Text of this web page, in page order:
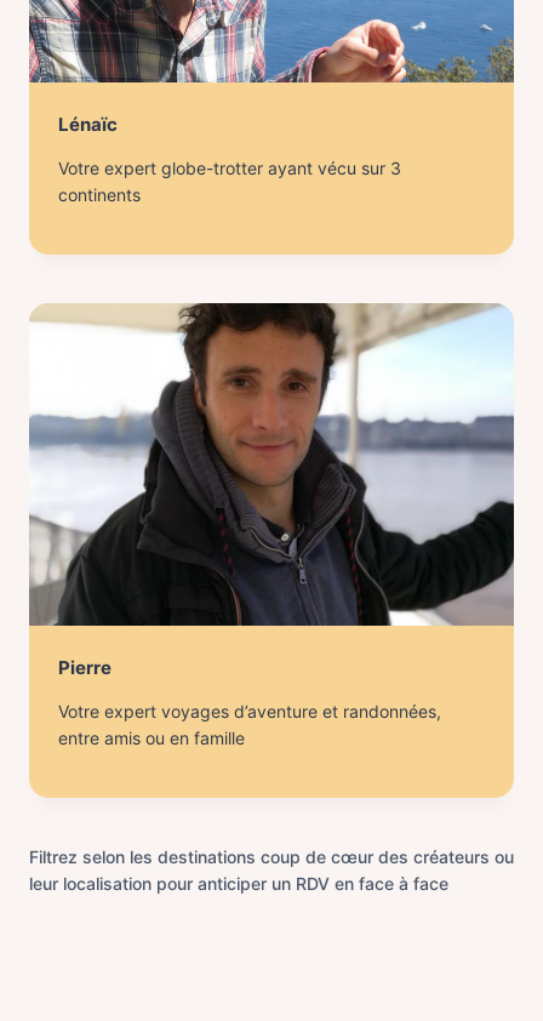
Lénaïc
Votre expert globe-trotter ayant vécu sur 3
continents
Pierre
Votre expert voyages d’aventure et randonnées,
entre amis ou en famille
Filtrez selon les destinations coup de cœur des créateurs ou
leur localisation pour anticiper un RDV en face à face